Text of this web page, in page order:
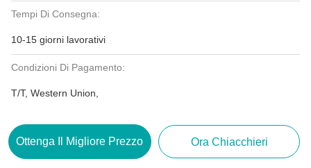
Tempi Di Consegna:
10-15 giorni lavorativi
Condizioni Di Pagamento:
T/T, Western Union,
Ottenga Il Migliore Prezzo Ora Chiacchieri